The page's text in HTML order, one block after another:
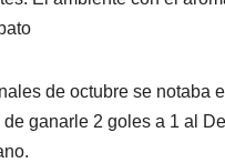
de octubre se notaba
ganarle 2 goles a 1 al